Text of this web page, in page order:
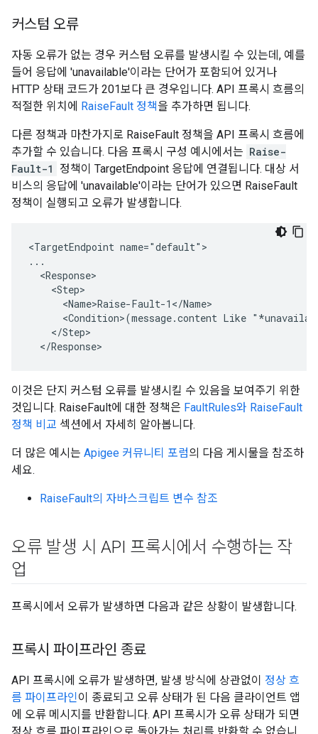
커스텀 오류
자동 오류가 없는 경우 커스텀 오류를 발생시킬 수 있는데, 예를
들어 응답에 'unavailable'이라는 단어가 포함되어 있거나
HTTP 상태 코드가 201보다 큰 경우입니다. API 프록시 흐름의
적절한 위치에 RaiseFault 정책 을 추가하면 됩니다.
다른 정책과 마찬가지로 RaiseFault 정책을 API 프록시 흐름에
추가할 수 있습니다. 다음 프록시 구성 예시에서는 Raise-
Fault-1
정책이 TargetEndpoint 응답에 연결됩니다. 대상 서
비스의 응답에 'unavailable'이라는 단어가 있으면 RaiseFault
정책이 실행되고 오류가 발생합니다.
<TargetEndpoint name="default">
...
  <Response>
    <Step>
      <Name>Raise-Fault-1</Name>
<Condition>(message.content Like
    </Step>
  </Response>
이것은 단지 커스텀 오류를 발생시킬 수 있음을 보여주기 위한
것입니다. RaiseFault에 대한 정책은 FaultRules와 RaiseFault
정책 비교 섹션에서 자세히 알아봅니다.
더 많은 예시는 Apigee 커뮤니티 포럼의 다음 게시물을 참조하
세요.
RaiseFault의 자바스크립트 변수 참조
오류 발생 시 API 프록시에서 수행하는 작
업
프록시에서 오류가 발생하면 다음과 같은 상황이 발생합니다.
프록시 파이프라인 종료
API 프록시에 오류가 발생하면, 발생 방식에 상관없이 정상 흐
름 파이프라인이 종료되고 오류 상태가 된 다음 클라이언트 앱
에 오류 메시지를 반환합니다. API 프록시가 오류 상태가 되면